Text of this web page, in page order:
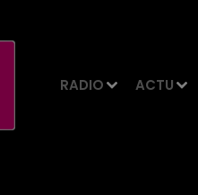
RADIO ACTU